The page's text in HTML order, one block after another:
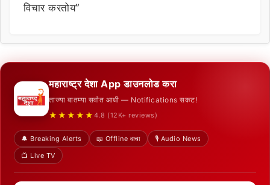
विचार करतोय”
महाराष्ट्र देशा App डाउनलोड करा
ताज्या बातम्या सर्वात आधी — Notifications सकट!
★★★★★ 4.8 (12K+ reviews)
🔔 Breaking Alerts 📖 Offline वाचा
🎙️ Audio News
📺 Live TV